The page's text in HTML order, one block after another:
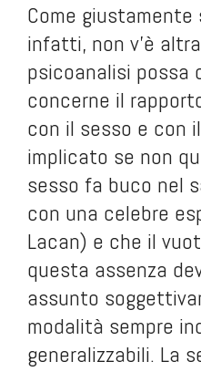
Come giustamente
infatti, non v’è
psicoanalisi possa
concerne il
con il sesso e con
implicato se non
sesso fa buco nel
con una celebre
Lacan) e che il
questa assenza
assunto
modalità sempre
generalizzabili. La